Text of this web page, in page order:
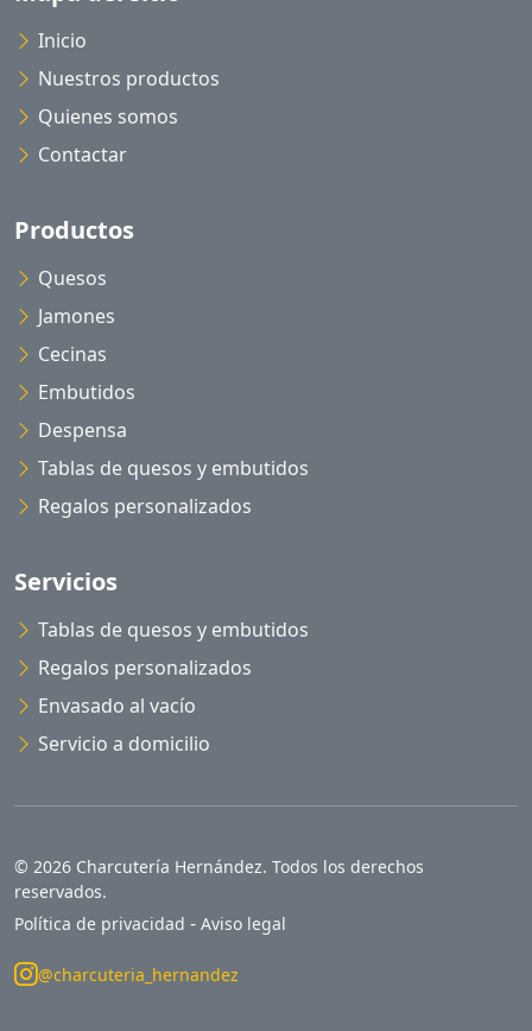
Inicio
Nuestros productos
Quienes somos
Contactar
Productos
Quesos
Jamones
Cecinas
Embutidos
Despensa
Tablas de quesos y embutidos
Regalos personalizados
Servicios
Tablas de quesos y embutidos
Regalos personalizados
Envasado al vacío
Servicio a domicilio
© 2026 Charcutería Hernández. Todos los derechos
reservados.
Política de privacidad - Aviso legal
@charcuteria_hernandez